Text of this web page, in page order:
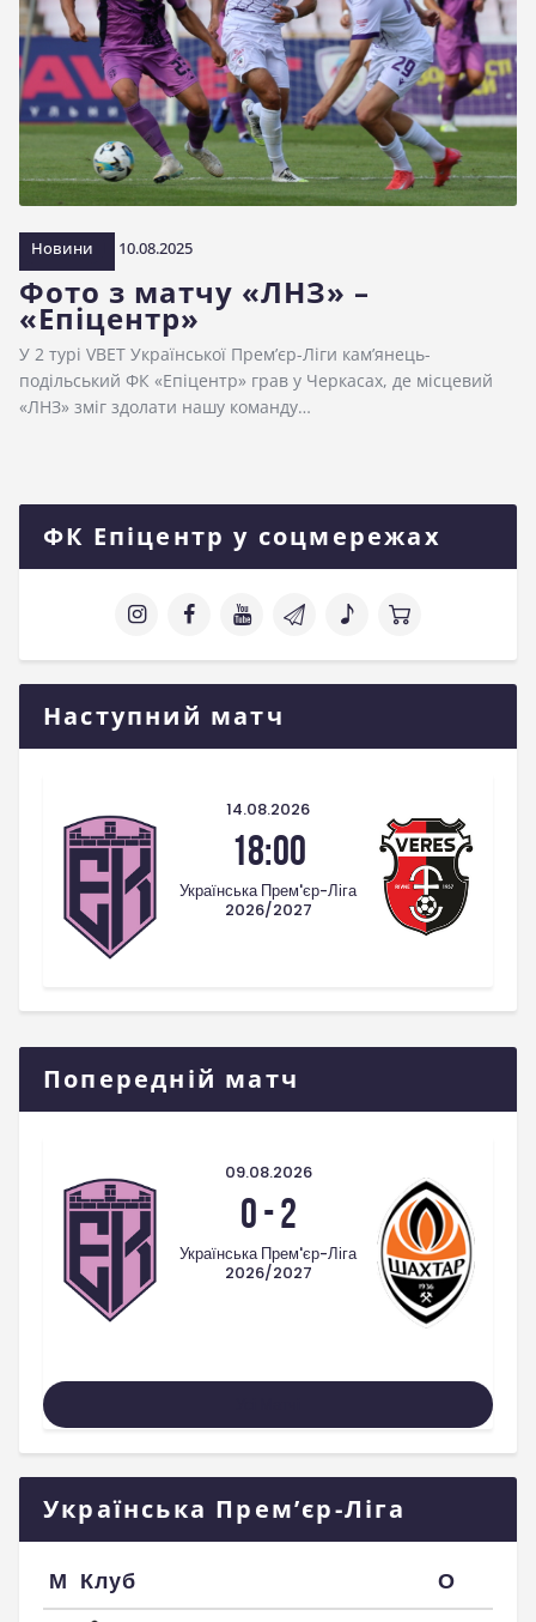
Новини 10.08.2025
Фото з матчу «ЛНЗ» –
«Епіцентр»
У 2 турі VBET Української Прем’єр-Ліги кам’янець-
подільський ФК «Епіцентр» грав у Черкасах, де місцевий
«ЛНЗ» зміг здолати нашу команду…
ФК Епіцентр у соцмережах
Наступний матч
14.08.2026
18:00
Українська Прем'єр-Ліга
2026/2027
Попередній матч
09.08.2026
0-2
Українська Прем'єр-Ліга
2026/2027
Українська Прем’єр-Ліга
М Клуб О